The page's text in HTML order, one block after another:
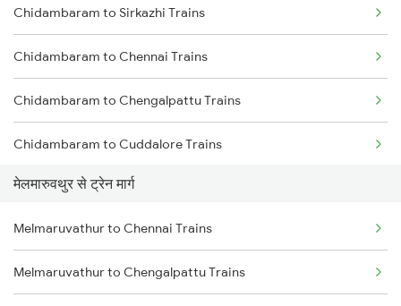
Mumbai to Delhi Trains
Mumbai to Goa Trains
Chennai to Coimbatore Trains
Chidambaram to Sirkazhi Trains
Chidambaram to Chennai Trains
Chidambaram to Chengalpattu Trains
Chidambaram to Cuddalore Trains
Chidambaram to Thanjavur Trains
Chidambaram to Kumbakonam Trains
Chidambaram to Tindivanam Trains
मेलमारुवथुर से ट्रेन मार्ग
Melmaruvathur to Chennai Trains
Melmaruvathur to Chengalpattu Trains